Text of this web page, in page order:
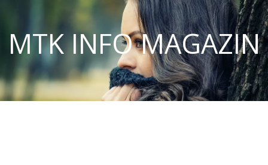
MTK INFO MAGAZIN